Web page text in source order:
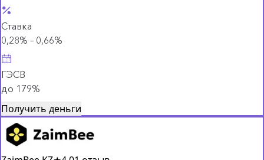
Ставка
0,28% – 0,66%
ГЭСВ
до 179%
Получить деньги